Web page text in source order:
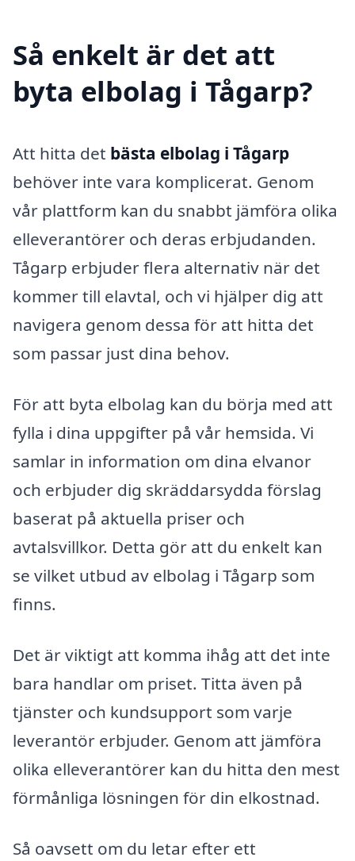
Så enkelt är det att
byta elbolag i Tågarp?
Att hitta det bästa elbolag i Tågarp
behöver inte vara komplicerat. Genom
vår plattform kan du snabbt jämföra olika
elleverantörer och deras erbjudanden.
Tågarp erbjuder flera alternativ när det
kommer till elavtal, och vi hjälper dig att
navigera genom dessa för att hitta det
som passar just dina behov.
För att byta elbolag kan du börja med att
fylla i dina uppgifter på vår hemsida. Vi
samlar in information om dina elvanor
och erbjuder dig skräddarsydda förslag
baserat på aktuella priser och
avtalsvillkor. Detta gör att du enkelt kan
se vilket utbud av elbolag i Tågarp som
finns.
Det är viktigt att komma ihåg att det inte
bara handlar om priset. Titta även på
tjänster och kundsupport som varje
leverantör erbjuder. Genom att jämföra
olika elleverantörer kan du hitta den mest
förmånliga lösningen för din elkostnad.
Så oavsett om du letar efter ett